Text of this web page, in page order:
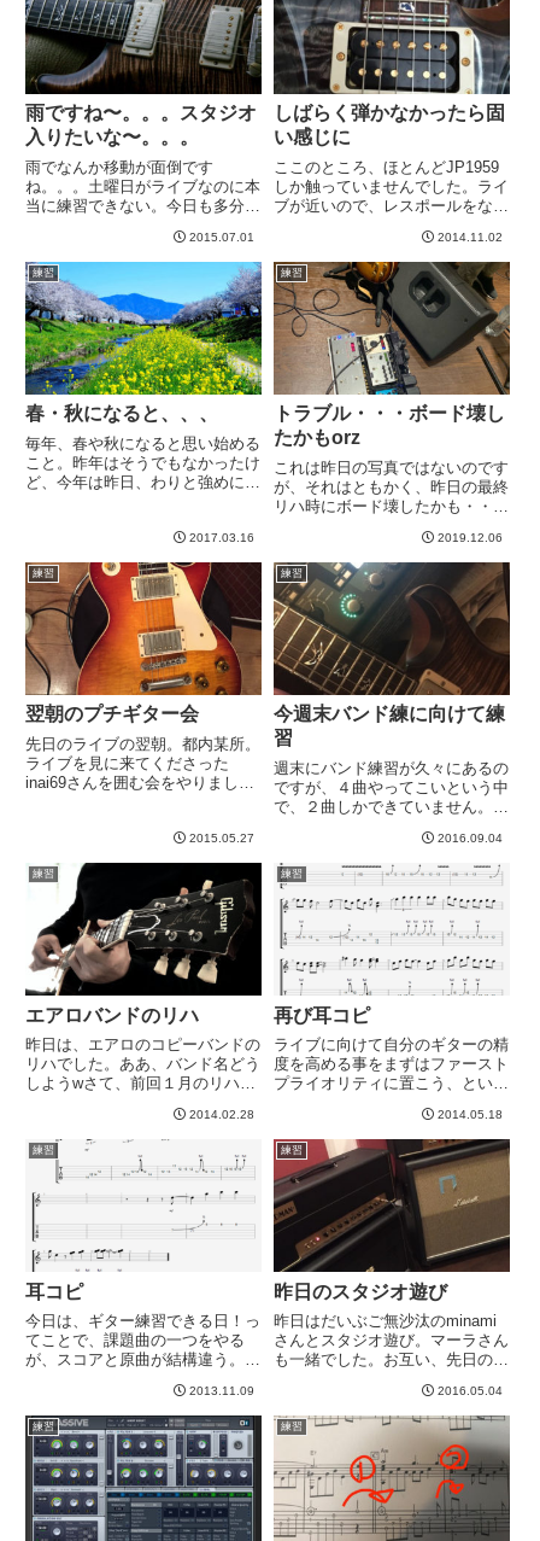
雨ですね〜。。。スタジオ
入りたいな〜。。。
雨でなんか移動が面倒です
ね。。。土曜日がライブなのに本
当に練習できない。今日も多分遅
ジオに４～５時間入ってマーク５
の音作りしたいのですが、今の
所、行ける見込みゼロ。当日リハ
後の練習にやっぱり一式スタジオ
に持って...
2015.07.01
しばらく弾かなかったら固
い感じに
ここのところ、ほとんどJP1959
しか触っていませんでした。ライ
ブが近いので、レスポールをなじ
で。ちゃんと計算してませんが、
ワシノスリ（PRS）を触るのは
１ヶ月ぶりか？？弦交換しまし
た。うーん、、、なんか反応悪...
2014.11.02
練習
春・秋になると、、、
毎年、春や秋になると思い始める
こと。昨年はそうでもなかったけ
ど、今年は昨日、わりと強めにキ
た。大学生になってから、一人暮
らしを始めるも最寄りの駅から学
校までが遠すぎてバスしかない、
し...
2017.03.16
練習
トラブル・・・ボード壊し
たかもorz
これは昨日の写真ではないのです
が、それはともかく、昨日の最終
リハ時にボード壊したかも・・・
や、誰が悪いって自分が悪いんで
すが。。。ええ、接続間違えまし
た。なぜか、ボードのリターン
を、アンプのスピーカー...
2019.12.06
練習
翌朝のプチギター会
先日のライブの翌朝。都内某所。
ライブを見に来てくださった
inai69さんを囲む会をやりました
０にww久しぶりのinaiさんのサザ
ビー。やっぱ素敵ですわ。今回
は、前日のライブのセット...
2015.05.27
練習
今週末バンド練に向けて練
習
週末にバンド練習が久々にあるの
ですが、４曲やってこいという中
で、２曲しかできていません。こ
きないので今日、午後から練
習。・・・なんとかできた・・・
かな？ちょっと覚えにくいフレー
ズが多くて、バンド練のころには
忘れ...
2016.09.04
練習
エアロバンドのリハ
昨日は、エアロのコピーバンドの
リハでした。ああ、バンド名どう
しようwさて、前回１月のリハ
いと感じて、安心してたんです
ね。なので、今回リハにむけては
完全に油断しててやや退化してし
まいましたwVoのHさんは、前回
よ...
2014.02.28
練習
再び耳コピ
ライブに向けて自分のギターの精
度を高める事をまずはファースト
プライオリティに置こう、という
ところを見直す事に。エアロは全
体を通せばギター難しくないの
で、つい練習をおざなりにしてし
まうのですが、ところどころ弾き
に...
2014.05.18
練習
耳コピ
今日は、ギター練習できる日！っ
てことで、課題曲の一つをやる
が、スコアと原曲が結構違う。ス
よ。というわけで、耳コピに挑
戦。ちょっと前までは耳コピなん
て全然できなかったのに、なんと
なくできた。耳コピもあれです
ね。指...
2013.11.09
練習
昨日のスタジオ遊び
昨日はだいぶご無沙汰のminami
さんとスタジオ遊び。マーラさん
も一緒でした。お互い、先日のバ
ったのでしょう。そんなことだろ
うと思っていますw左が私のBE-
100にボグナーの２発。足元にテ
ープ交換したEP-3。...
2016.05.04
練習 練習